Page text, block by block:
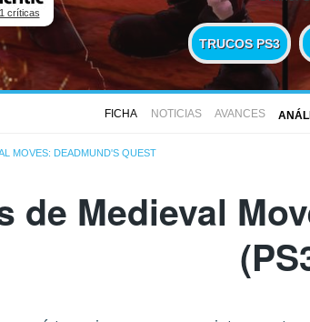
críticas
TRUCOS PS3
FICHA NOTICIAS AVANCES
MOVES: DEADMUND'S QUEST
de Medieval